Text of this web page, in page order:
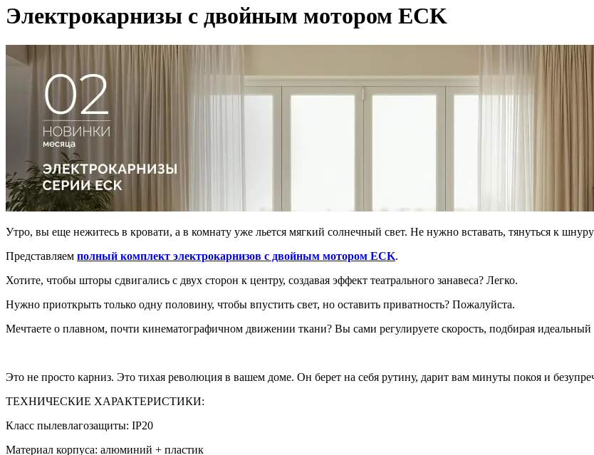
Электрокарнизы с двойным мотором ECK
Утро, вы еще нежитесь в кровати, а в комнату уже льется мягкий солнечный свет. Не нужно вставать, тянуться к
Представляем полный комплект электрокарнизов с двойным мотором ECK.
Хотите, чтобы шторы сдвигались с двух сторон к центру, создавая эффект театрального занавеса? Легко.
Нужно приоткрыть только одну половину, чтобы впустить свет, но оставить приватность? Пожалуйста.
Мечтаете о плавном, почти кинематографичном движении ткани? Вы сами регулируете скорость, подбирая идеальный
Это не просто карниз. Это тихая революция в вашем доме. Он берет на себя рутину, дарит вам минуты покоя и
ТЕХНИЧЕСКИЕ ХАРАКТЕРИСТИКИ:
Класс пылевлагозащиты: IP20
Материал корпуса: алюминий + пластик